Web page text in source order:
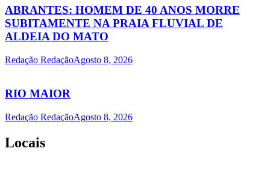
ABRANTES: HOMEM DE 40 ANOS MORRE
SUBITAMENTE NA PRAIA FLUVIAL DE
ALDEIA DO MATO
Redação RedaçãoAgosto 8, 2026
RIO MAIOR
Redação RedaçãoAgosto 8, 2026
Locais